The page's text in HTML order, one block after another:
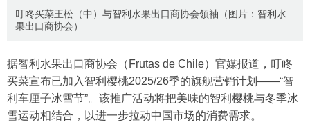
叮咚买菜王松（中）与智利水果出口商协会领袖（图片：智利水
果出口商协会）
据智利水果出口商协会（Frutas de Chile）官媒报道，叮咚
买菜宣布已加入智利樱桃2025/26季的旗舰营销计划——“智
利车厘子冰雪节”。该推广活动将把美味的智利樱桃与冬季冰
雪运动相结合，以进一步拉动中国市场的消费需求。